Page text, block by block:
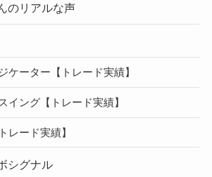
のリアルな声
ケーター【トレード実績】
イング【トレード実績】
レード実績】
シグナル